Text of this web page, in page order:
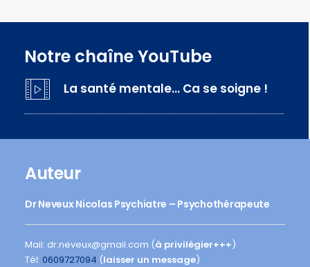
Notre chaîne YouTube
La santé mentale… Ca se soigne !
Auteur
Dr Neveux Nicolas Psychiatre – Psychothérapeute
Mail: dr.neveux@gmail.com (à privilégier+++)
Tél: 0609727094 (laisser un message)